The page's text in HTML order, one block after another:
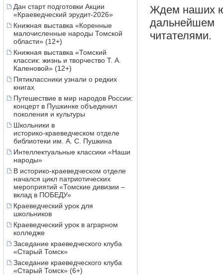
Дан старт подготовки Акции
«Краеведческий эрудит-2026»
Книжная выставка «Коренные
малочисленные народы Томской
области» (12+)
Книжная выставка «Томский
классик: жизнь и творчество Т. А.
Каленовой» (12+)
Пятиклассники узнали о редких
книгах
Путешествие в мир народов России:
концерт в Пушкинке объединил
поколения и культуры
Школьники в
историко‑краеведческом отделе
библиотеки им. А. С. Пушкина
Интеллектуальные классики «Наши
народы»
В историко-краеведческом отделе
начался цикл патриотических
мероприятий «Томские дивизии –
вклад в ПОБЕДУ»
Краеведческий урок для
школьников
Краеведческий урок в аграрном
колледже
Заседание краеведческого клуба
«Старый Томск»
Заседание краеведческого клуба
«Старый Томск» (6+)
Ждем наших
читателями.